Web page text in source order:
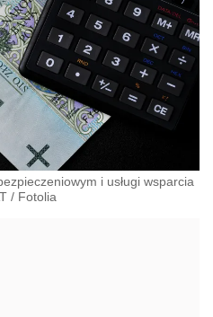
i usługi wsparcia
/ Fotolia